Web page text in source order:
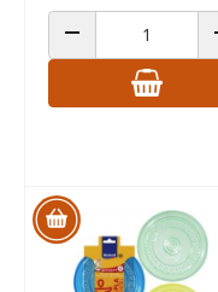
ANZAHL VERRINGERN